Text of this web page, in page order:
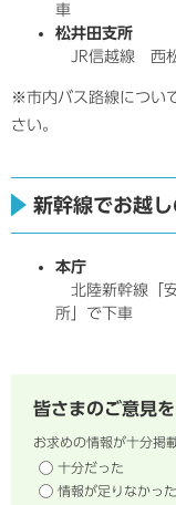
車
松井田支所
JR信越線 西
※市内バス路線につい
さい。
新幹線でお越
本庁
北陸新幹線「
所」で下車
皆さまのご意見
お求めの情報が十分掲
十分だった
情報が足りなかった